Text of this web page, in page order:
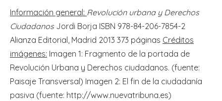
Información general: Revolución urbana y Derechos
Ciudadanos Jordi Borja ISBN 978-84-206-7854-2
Alianza Editorial, Madrid 2013 373 páginas Créditos
imágenes: Imagen 1: Fragmento de la portada de
Revolución Urbana y Derechos ciudadanos. (fuente:
Paisaje Transversal) Imagen 2: El fin de la ciudadanía
pasiva (fuente: http://www.nuevatribuna.es)